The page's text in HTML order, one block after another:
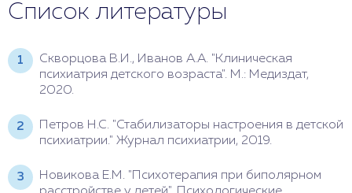
Список литературы
Скворцова В.И., Иванов А.А. "Клиническая
психиатрия детского возраста". М.: Медиздат,
2020.
Петров Н.С. "Стабилизаторы настроения в детской
психиатрии." Журнал психиатрии, 2019.
Новикова Е.М. "Психотерапия при биполярном